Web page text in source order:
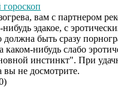
вам с партнером
нибудь эдакое, с
должна быть сразу
каком-нибудь слабо
инстинкт". При
вы не досмотрите.
)
камера на